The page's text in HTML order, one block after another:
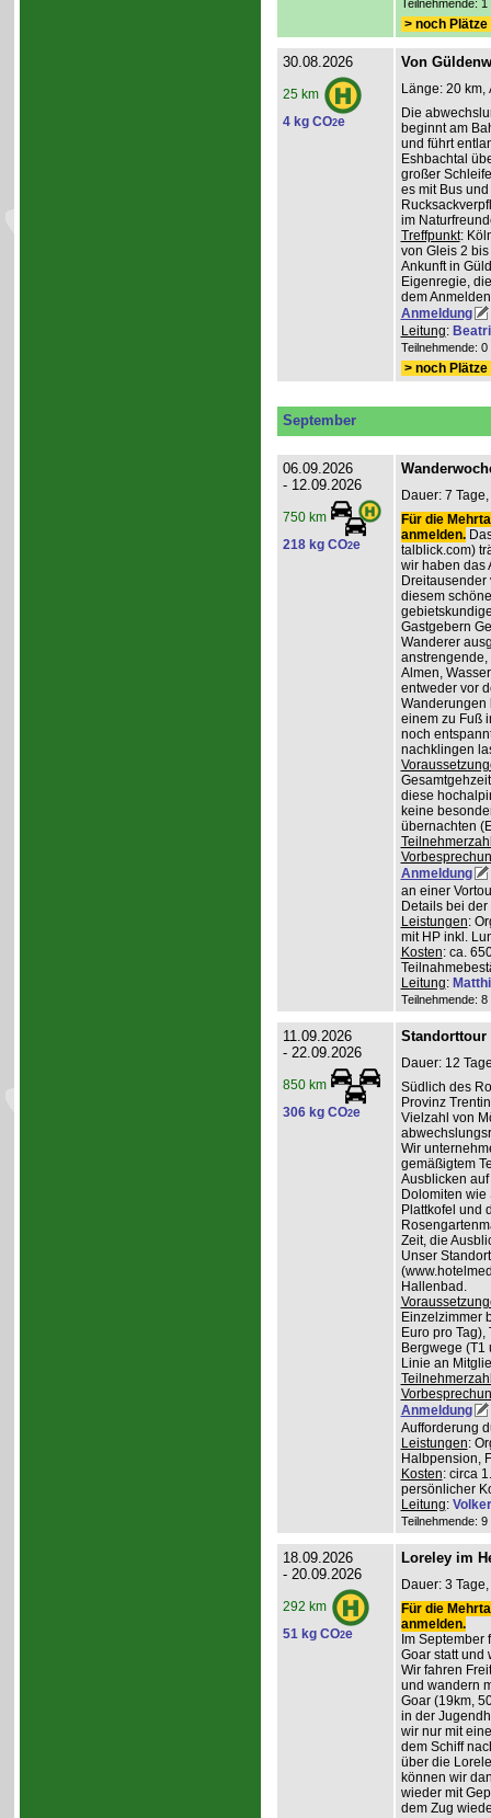
Teilnehmende:
> noch
30.08.2026
25 km
4 kg CO2e
Von
Länge: 20 km,
Die
beginnt am
und führt
Eshbachtal
großer
es mit Bus
im
Treffpunkt:
von Gleis 2
Ankunft in
Eigenregie,
dem
Anmeldung
Leitung:
Teilnehmende:
> noch
September
06.09.2026
- 12.09.2026
750 km
218 kg CO2e
Dauer: 7
Für die
anmelden.
talblick.com)
wir haben das
diesem
Gastgebern
Wanderer
Almen,
entweder vor
Wanderungen
einem zu Fuß
noch
nachklingen
diese
keine
übernachten
Anmeldung
an einer
Details bei
Leistungen:
mit HP inkl.
Kosten: ca.
Leitung:
Teilnehmende:
11.09.2026
- 22.09.2026
850 km
306 kg CO2e
Standorttour
Dauer: 12
Südlich des
Provinz
Vielzahl von
Wir
gemäßigtem
Ausblicken
Dolomiten wie
Plattkofel und
Zeit, die
Unser
Hallenbad.
Einzelzimmer
Euro pro
Bergwege (T1
Linie an
Anmeldung
Aufforderung
Leistungen:
Halbpension,
Kosten: circa
persönlicher
Leitung:
Teilnehmende:
18.09.2026
- 20.09.2026
292 km
51 kg CO2e
Loreley im
Dauer: 3
Für die
anmelden.
Im September
Goar statt und
Wir fahren
und wandern
Goar (19km,
in der
wir nur mit
dem Schiff
über die
können wir
wieder mit
dem Zug